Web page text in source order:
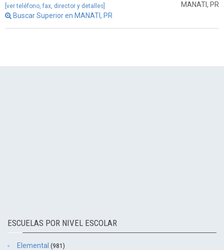
[ver teléfono, fax, director y detalles]
Buscar Superior en MANATI, PR
MANATI, PR
ESCUELAS POR NIVEL ESCOLAR
Elemental (981)